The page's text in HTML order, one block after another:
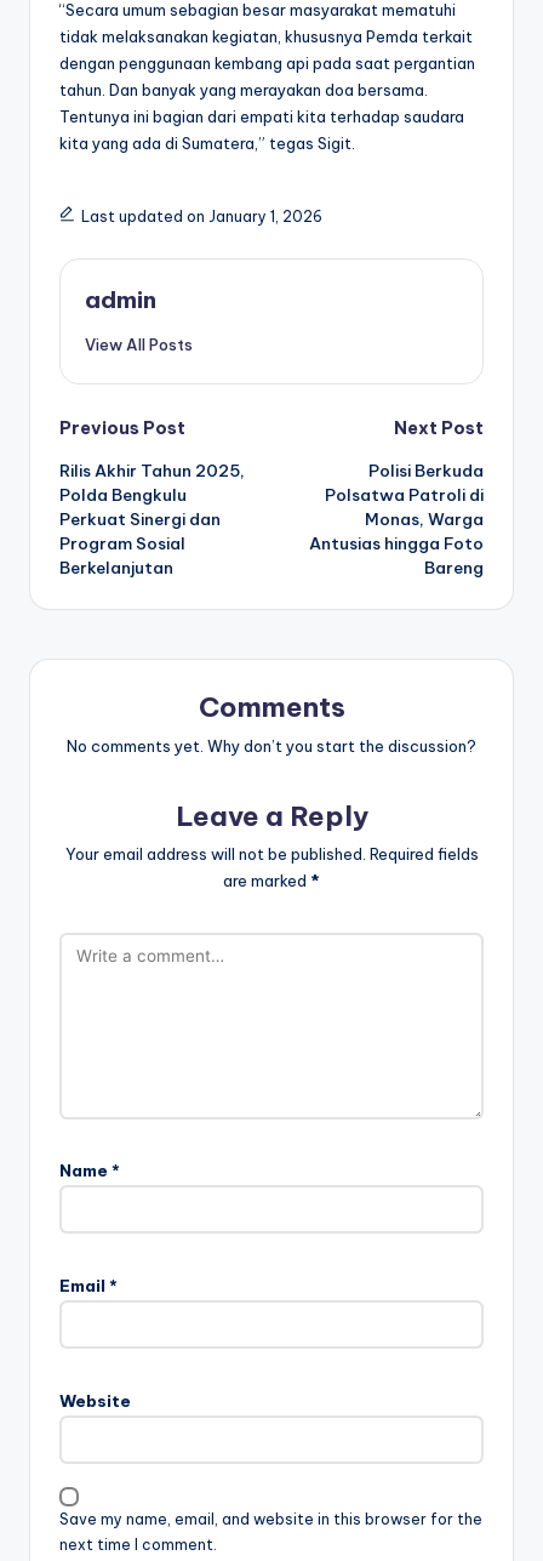
“Secara umum sebagian besar masyarakat mematuhi
tidak melaksanakan kegiatan, khususnya Pemda terkait
dengan penggunaan kembang api pada saat pergantian
tahun. Dan banyak yang merayakan doa bersama.
Tentunya ini bagian dari empati kita terhadap saudara
kita yang ada di Sumatera,” tegas Sigit.
Last updated on January 1, 2026
admin
View All Posts
Post
navigation
Previous Post
Rilis Akhir Tahun 2025,
Polda Bengkulu
Perkuat Sinergi dan
Program Sosial
Berkelanjutan
Next Post
Polisi Berkuda
Polsatwa Patroli di
Monas, Warga
Antusias hingga Foto
Bareng
Comments
No comments yet. Why don’t you start the discussion?
Leave a Reply
Your email address will not be published. Required fields
are marked *
Name *
Email *
Website
Save my name, email, and website in this browser for the
next time I comment.